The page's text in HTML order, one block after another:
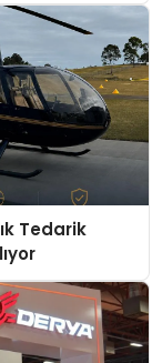
Tedarik